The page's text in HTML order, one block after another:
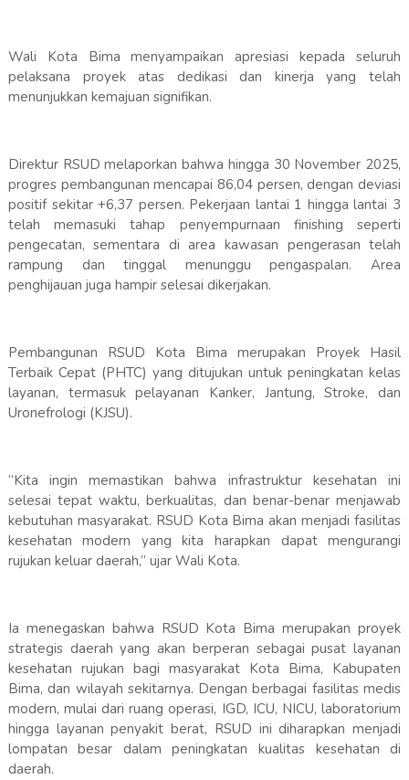
Wali Kota Bima menyampaikan apresiasi kepada seluruh
pelaksana proyek atas dedikasi dan kinerja yang telah
menunjukkan kemajuan signifikan.
Direktur RSUD melaporkan bahwa hingga 30 November 2025,
progres pembangunan mencapai 86,04 persen, dengan deviasi
positif sekitar +6,37 persen. Pekerjaan lantai 1 hingga lantai 3
telah memasuki tahap penyempurnaan finishing seperti
pengecatan, sementara di area kawasan pengerasan telah
rampung dan tinggal menunggu pengaspalan. Area
penghijauan juga hampir selesai dikerjakan.
Pembangunan RSUD Kota Bima merupakan Proyek Hasil
Terbaik Cepat (PHTC) yang ditujukan untuk peningkatan kelas
layanan, termasuk pelayanan Kanker, Jantung, Stroke, dan
Uronefrologi (KJSU).
“Kita ingin memastikan bahwa infrastruktur kesehatan ini
selesai tepat waktu, berkualitas, dan benar-benar menjawab
kebutuhan masyarakat. RSUD Kota Bima akan menjadi fasilitas
kesehatan modern yang kita harapkan dapat mengurangi
rujukan keluar daerah,” ujar Wali Kota.
Ia menegaskan bahwa RSUD Kota Bima merupakan proyek
strategis daerah yang akan berperan sebagai pusat layanan
kesehatan rujukan bagi masyarakat Kota Bima, Kabupaten
Bima, dan wilayah sekitarnya. Dengan berbagai fasilitas medis
modern, mulai dari ruang operasi, IGD, ICU, NICU, laboratorium
hingga layanan penyakit berat, RSUD ini diharapkan menjadi
lompatan besar dalam peningkatan kualitas kesehatan di
daerah.